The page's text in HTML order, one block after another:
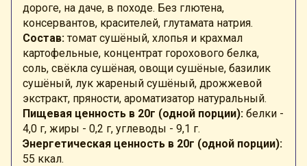
дороге, на даче, в походе. Без глютена,
консервантов, красителей, глутамата натрия.
Состав: томат сушёный, хлопья и крахмал
картофельные, концентрат горохового белка,
соль, свёкла сушёная, овощи сушёные, базилик
сушёный, лук жареный сушёный, дрожжевой
экстракт, пряности, ароматизатор натуральный.
Пищевая ценность в 20г (одной порции): белки -
4,0 г, жиры - 0,2 г, углеводы - 9,1 г.
Энергетическая ценность в 20г (одной порции):
55 ккал.